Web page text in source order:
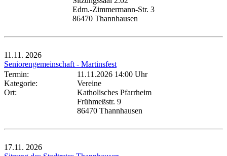
Edm.-Zimmermann-Str. 3
86470 Thannhausen
11.11. 2026
Seniorengemeinschaft - Martinsfest
Termin:
11.11.2026 14:00 Uhr
Kategorie:
Vereine
Ort:
Katholisches Pfarrheim
Frühmeßstr. 9
86470 Thannhausen
17.11. 2026